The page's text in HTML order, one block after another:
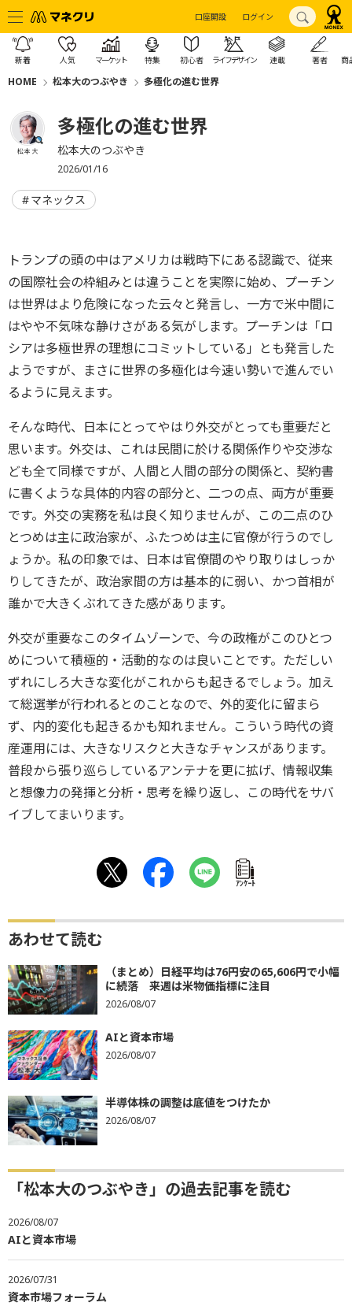
口座開設 ログイン
新着 人気 マーケット 特集 初心者 ライフデザイン 連載 著者 商
HOME 松本大のつぶやき 多極化の進む世界
松本 大
多極化の進む世界
松本大のつぶやき
2026/01/16
マネックス
トランプの頭の中はアメリカは戦時下にある認識で、従来
の国際社会の枠組みとは違うことを実際に始め、プーチン
は世界はより危険になった云々と発言し、一方で米中間に
はやや不気味な静けさがある気がします。プーチンは「ロ
シアは多極世界の理想にコミットしている」とも発言した
ようですが、まさに世界の多極化は今速い勢いで進んでい
るように見えます。
そんな時代、日本にとってやはり外交がとっても重要だと
思います。外交は、これは民間に於ける関係作りや交渉な
ども全て同様ですが、人間と人間の部分の関係と、契約書
に書くような具体的内容の部分と、二つの点、両方が重要
です。外交の実務を私は良く知りませんが、この二点のひ
とつめは主に政治家が、ふたつめは主に官僚が行うのでし
ょうか。私の印象では、日本は官僚間のやり取りはしっか
りしてきたが、政治家間の方は基本的に弱い、かつ首相が
誰かで大きくぶれてきた感があります。
外交が重要なこのタイムゾーンで、今の政権がこのひとつ
めについて積極的・活動的なのは良いことです。ただしい
ずれにしろ大きな変化がこれからも起きるでしょう。加え
て総選挙が行われるとのことなので、外的変化に留まら
ず、内的変化も起きるかも知れません。こういう時代の資
産運用には、大きなリスクと大きなチャンスがあります。
普段から張り巡らしているアンテナを更に拡げ、情報収集
と想像力の発揮と分析・思考を繰り返し、この時代をサバ
イブしてまいります。
ｱﾝｹｰﾄ
あわせて読む
（まとめ）日経平均は76円安の65,606円で小幅
に続落 来週は米物価指標に注目
2026/08/07
AIと資本市場
2026/08/07
半導体株の調整は底値をつけたか
2026/08/07
「松本大のつぶやき」の過去記事を読む
2026/08/07
AIと資本市場
2026/07/31
資本市場フォーラム